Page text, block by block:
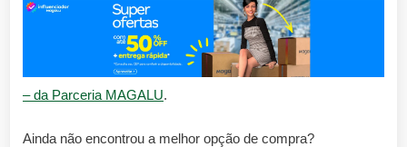
– da Parceria MAGALU.
Ainda não encontrou a melhor opção de compra?